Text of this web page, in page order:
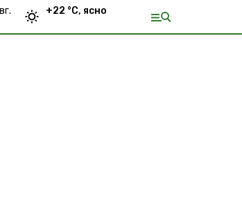
+22 °С, ясно